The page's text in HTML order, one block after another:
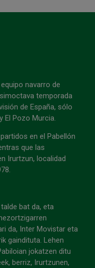
navarro de
temporada
de España, sólo
El Pozo Murcia.
en el Pabellón
que las
Irurtzun, localidad
bat da, eta
da, Inter Movistar eta
gaindituta. Lehen
jokatzen ditu
berriz, Irurtzunen,